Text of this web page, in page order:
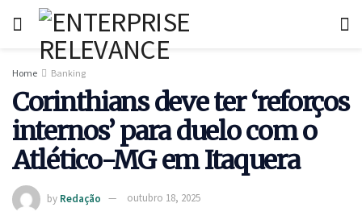
Home Banking
Corinthians deve ter ‘reforços
internos’ para duelo com o
Atlético-MG em Itaquera
by Redação outubro 18, 2025